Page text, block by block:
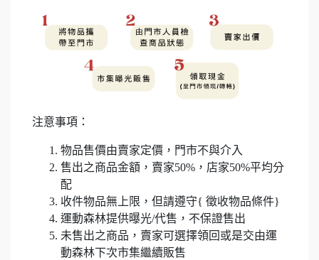
注意事項：
物品售價由賣家定價，門市不與介入
售出之商品金額，賣家50%，店家50%平均分
配
收件物品無上限，但請遵守{ 徵收物品條件}
運動森林提供曝光/代售，不保證售出
未售出之商品，賣家可選擇領回或是交由運
動森林下次市集繼續販售